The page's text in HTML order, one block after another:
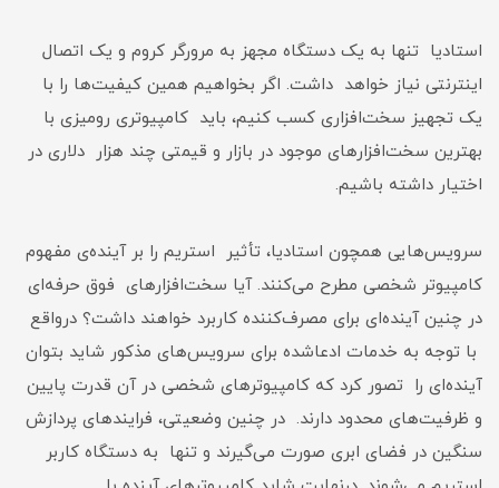
استادیا تنها به یک دستگاه مجهز به مرورگر کروم و یک اتصال
اینترنتی نیاز خواهد داشت. اگر بخواهیم همین کیفیت‌ها را با
یک تجهیز سخت‌افزاری کسب کنیم، باید کامپیوتری رومیزی با
بهترین سخت‌افزارهای موجود در بازار و قیمتی چند هزار دلاری در
اختیار داشته باشیم.
سرویس‌هایی همچون استادیا، تأثیر استریم را بر آینده‌ی مفهوم
کامپیوتر شخصی مطرح می‌کنند. آیا سخت‌افزارهای فوق حرفه‌ای
در چنین آینده‌ای برای مصرف‌کننده کاربرد خواهند داشت؟ درواقع
با توجه به خدمات ادعاشده برای سرویس‌های مذکور شاید بتوان
آینده‌ای را تصور کرد که کامپیوترهای شخصی در آن قدرت پایین
و ظرفیت‌های محدود دارند. در چنین وضعیتی، فرایندهای پردازش
سنگین در فضای ابری صورت می‌گیرند و تنها به دستگاه کاربر